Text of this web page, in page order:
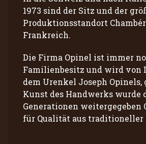
1973 sind der Sitz und der
Produktionsstandort
Frankreich.
Die Firma Opinel ist immer
Familienbesitz und wird von
dem Urenkel Joseph Opinels,
Kunst des Handwerks wurde
Generationen weitergegeben
für Qualität aus traditioneller